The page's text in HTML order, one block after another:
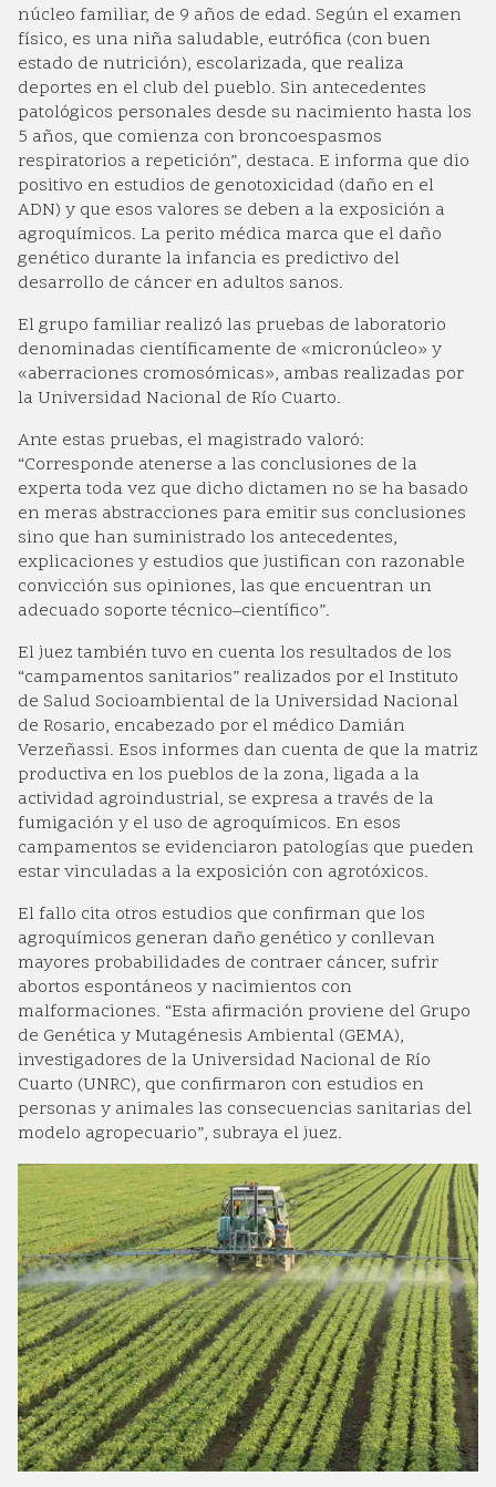
núcleo familiar, de 9 años de edad. Según el examen
físico, es una niña saludable, eutrófica (con buen
estado de nutrición), escolarizada, que realiza
deportes en el club del pueblo. Sin antecedentes
patológicos personales desde su nacimiento hasta los
5 años, que comienza con broncoespasmos
respiratorios a repetición”, destaca. E informa que dio
positivo en estudios de genotoxicidad (daño en el
ADN) y que esos valores se deben a la exposición a
agroquímicos. La perito médica marca que el daño
genético durante la infancia es predictivo del
desarrollo de cáncer en adultos sanos.
El grupo familiar realizó las pruebas de laboratorio
denominadas científicamente de «micronúcleo» y
«aberraciones cromosómicas», ambas realizadas por
la Universidad Nacional de Río Cuarto.
Ante estas pruebas, el magistrado valoró:
“Corresponde atenerse a las conclusiones de la
experta toda vez que dicho dictamen no se ha basado
en meras abstracciones para emitir sus conclusiones
sino que han suministrado los antecedentes,
explicaciones y estudios que justifican con razonable
convicción sus opiniones, las que encuentran un
adecuado soporte técnico–científico”.
El juez también tuvo en cuenta los resultados de los
“campamentos sanitarios” realizados por el Instituto
de Salud Socioambiental de la Universidad Nacional
de Rosario, encabezado por el médico Damián
Verzeñassi. Esos informes dan cuenta de que la matriz
productiva en los pueblos de la zona, ligada a la
actividad agroindustrial, se expresa a través de la
fumigación y el uso de agroquímicos. En esos
campamentos se evidenciaron patologías que pueden
estar vinculadas a la exposición con agrotóxicos.
El fallo cita otros estudios que confirman que los
agroquímicos generan daño genético y conllevan
mayores probabilidades de contraer cáncer, sufrir
abortos espontáneos y nacimientos con
malformaciones. “Esta afirmación proviene del Grupo
de Genética y Mutagénesis Ambiental (GEMA),
investigadores de la Universidad Nacional de Río
Cuarto (UNRC), que confirmaron con estudios en
personas y animales las consecuencias sanitarias del
modelo agropecuario”, subraya el juez.